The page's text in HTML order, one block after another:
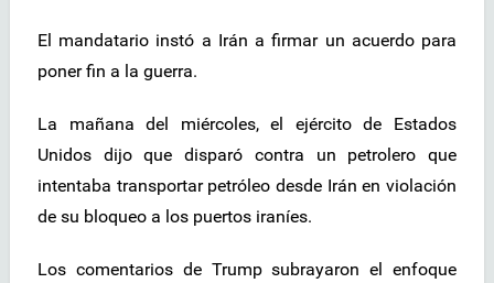
El mandatario instó a Irán a firmar un acuerdo para
poner fin a la guerra.
La mañana del miércoles, el ejército de Estados
Unidos dijo que disparó contra un petrolero que
intentaba transportar petróleo desde Irán en violación
de su bloqueo a los puertos iraníes.
Los comentarios de Trump subrayaron el enfoque